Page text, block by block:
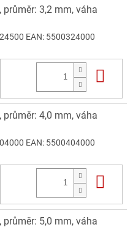
3,2 mm, váha
EAN: 5500324000
4,0 mm, váha
EAN: 5500404000
5,0 mm, váha